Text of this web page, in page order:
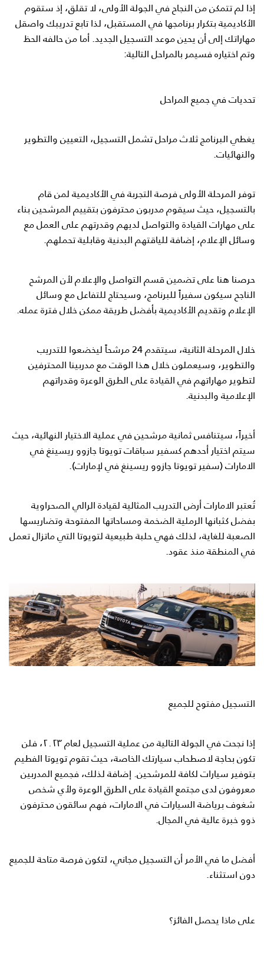
إذا لم تتمكن من النجاح في الجولة الأولى، لا تقلق، إذ ستقوم
الأكاديمية بتكرار برنامجها في المستقبل، لذا تابع تدريبك واصقل
مهاراتك إلى أن يحين موعد التسجيل الجديد. أما من حالفه الحظ
وتم اختياره فسيمر بالمراحل التالية:
تحديات في جميع المراحل
يغطي البرنامج ثلاث مراحل تشمل التسجيل، التعيين والتطوير
والنهائيات.
توفر المرحلة الأولى فرصة التجربة في الأكاديمية لمن قام
بالتسجيل، حيث سيقوم مدربون محترفون بتقييم المرشحين بناء
على مهارات القيادة والتواصل لديهم وقدرتهم على العمل مع
وسائل الإعلام، إضافة للياقتهم البدنية وقابلية تحملهم.
حرصنا هنا على تضمين قسم التواصل والإعلام لأن المرشح
الناجح سيكون سفيراً للبرنامج، وسيحتاج للتفاعل مع وسائل
الإعلام وتقديم الأكاديمية بأفضل طريقة ممكن خلال فترة عمله.
خلال المرحلة الثانية، سيتقدم 24 مرشحاً ليخضعوا للتدريب
والتطوير، وسيعملون خلال هذا الوقت مع مدربينا المحترفين
لتطوير مهاراتهم في القيادة على الطرق الوعرة وقدراتهم
الإعلامية والبدنية.
أخيراً، سيتنافس ثمانية مرشحين في عملية الاختيار النهائية، حيث
سيتم اختيار أحدهم كسفير سباقات تويوتا جازوو ريسينغ في
الامارات (سفير تويوتا جازوو ريسينغ في لإمارات).
تُعتبر الامارات أرض التدريب المثالية لقيادة الرالي الصحراوية
بفضل كثبانها الرملية الضخمة ومساحاتها المفتوحة وتضاريسها
الصعبة للغاية، لذلك فهي حلبة طبيعية لتويوتا التي ماتزال تعمل
في المنطقة منذ عقود.
التسجيل مفتوح للجميع
إذا نجحت في الجولة التالية من عملية التسجيل لعام ٢٠٢٣، فلن
تكون بحاجة لاصطحاب سيارتك الخاصة، حيث تقوم تويوتا الفطيم
بتوفير سيارات لكافة للمرشحين. إضافة لذلك، فجميع المدربين
معروفون لدى مجتمع القيادة على الطرق الوعرة ولأي شخص
شغوف برياضة السيارات في الامارات، فهم سائقون محترفون
ذوو خبرة عالية في المجال.
أفضل ما في الأمر أن التسجيل مجاني، لتكون فرصة متاحة للجميع
دون استثناء.
على ماذا يحصل الفائز؟